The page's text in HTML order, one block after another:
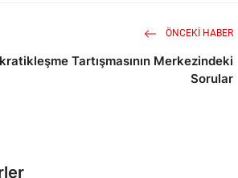
ÖNCEKI HABER
Tartışmasının Merkezindeki
Sorular